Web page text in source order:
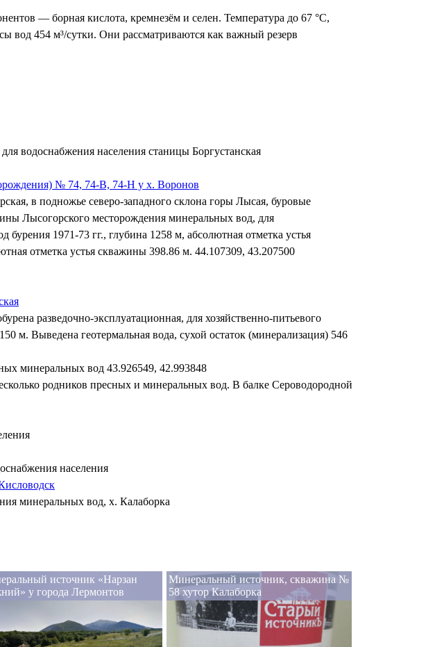
— борная кислота, кремнезём и селен. Температура до 67 °С,
вод 454 м³/сутки. Они рассматриваются как важный резерв
водоснабжения населения станицы Боргустанская
№ 74, 74-В, 74-Н у х. Воронов
в подножье северо-западного склона горы Лысая, буровые
Лысогорского месторождения минеральных вод, для
1971-73 гг., глубина 1258 м, абсолютная отметка устья
отметка устья скважины 398.86 м. 44.107309, 43.207500
разведочно-эксплуатационная, для хозяйственно-питьевого
м. Выведена геотермальная вода, сухой остаток (минерализация) 546
минеральных вод 43.926549, 42.993848
родников пресных и минеральных вод. В балке Сероводородной
населения
минеральных вод, х. Калаборка
источник «Нарзан
у города Лермонтов
Минеральный источник, скважина №
58 хутор Калаборка